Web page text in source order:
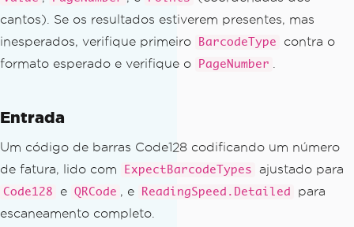
ode error: {ex.GetType().Name} — {ex.M
cantos). Se os resultados estiverem presentes, mas
inesperados, verifique primeiro
BarcodeType
contra o
formato esperado e verifique o
PageNumber
Entrada
Um código de barras Code128 codificando um número
de fatura, lido com
ExpectBarcodeTypes ajustado para
Code128 e QRCode , e ReadingSpeed.Detailed
para
escaneamento completo.